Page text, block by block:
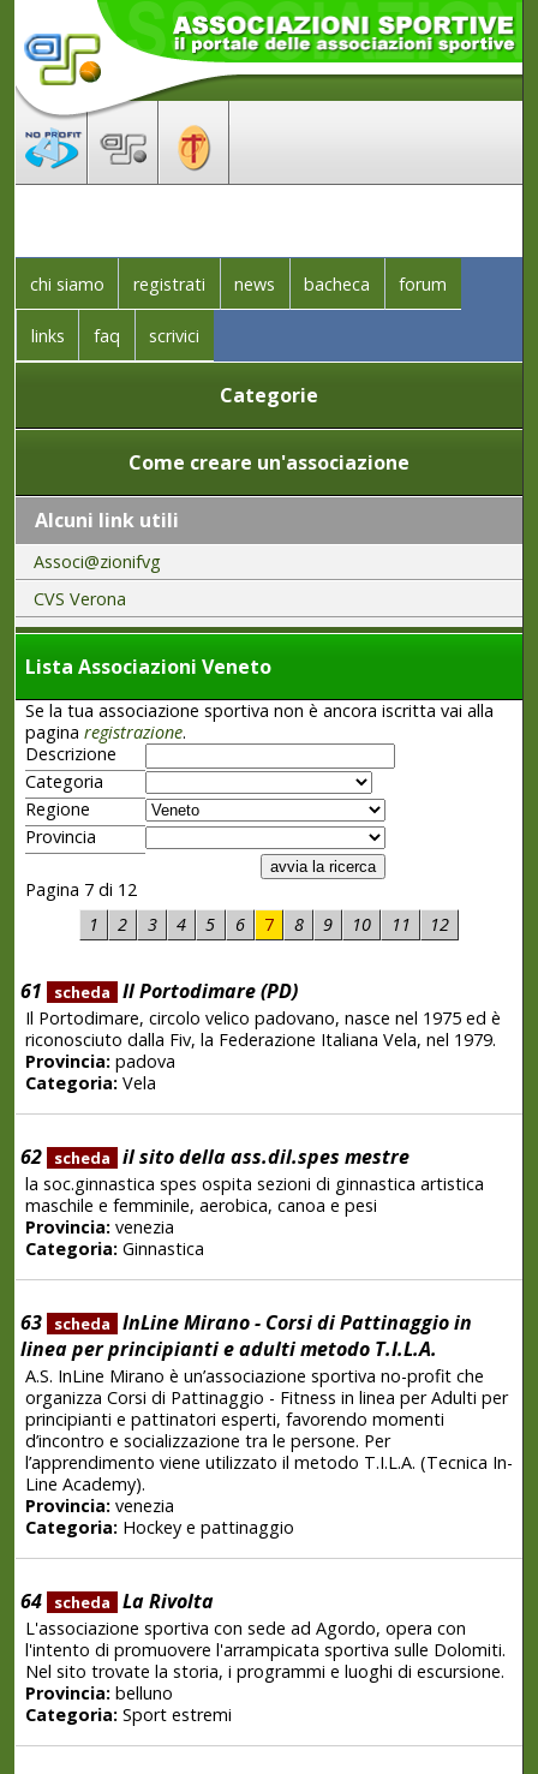
chi siamo registrati news bacheca forum
links faq scrivici
Categorie
Come creare un'associazione
Alcuni link utili
Associ@zionifvg
CVS Verona
Lista Associazioni Veneto
Se la tua associazione sportiva non è ancora iscritta vai alla
pagina registrazione.
Descrizione
Categoria
Regione
Provincia
Pagina 7 di 12
1
2 3 4 5 6 7 8 9 10 11 12
61 scheda Il Portodimare (PD)
Il Portodimare, circolo velico padovano, nasce nel 1975 ed è
riconosciuto dalla Fiv, la Federazione Italiana Vela, nel 1979.
Provincia:padova
Categoria:Vela
62 scheda il sito della ass.dil.spes mestre
la soc.ginnastica spes ospita sezioni di ginnastica artistica
maschile e femminile, aerobica, canoa e pesi
Provincia:venezia
Categoria:Ginnastica
63 scheda
InLine Mirano - Corsi di Pattinaggio in
linea per principianti e adulti metodo T.I.L.A.
A.S. InLine Mirano è un’associazione sportiva no-profit che
organizza Corsi di Pattinaggio - Fitness in linea per Adulti per
principianti e pattinatori esperti, favorendo momenti
d’incontro e socializzazione tra le persone. Per
l’apprendimento viene utilizzato il metodo T.I.L.A. (Tecnica In-
Line Academy).
Provincia:venezia
Categoria:Hockey e pattinaggio
64 scheda La Rivolta
L'associazione sportiva con sede ad Agordo, opera con
l'intento di promuovere l'arrampicata sportiva sulle Dolomiti.
Nel sito trovate la storia, i programmi e luoghi di escursione.
Provincia:belluno
Categoria:Sport estremi